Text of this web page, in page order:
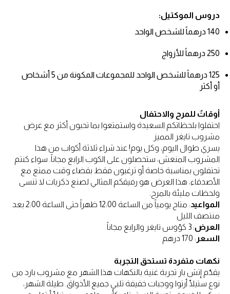
دروس الموكتيل:
140 درهماً للشخص الواحد
250 درهماً للأزواج
125 درهماً للشخص الواحد للمجموعات المكونة من 5 أشخاص
أو أكثر
أوقاتٌ للمرح والاحتفال
احتفلوا بلحظاتكم السعيدة واستمتعوا بما تحبون أكثر مع عرض
مشروب تايغر المميز
يسري طوال اليوم، وكل يوم! عند شراء ثلاثة أكواب من هذا
المشروب المنعش، ستحصلون على الكوب الرابع مجاناً. سواء كنتم
تحتفلون بمناسبة خاصة أو ترغبون فقط بقضاء وقت ممتع مع
الأصدقاء، هذا العرض هو رفيقكم المثالي لصنع ذكريات لا تنسى
ولحظات مليئة بالمرح.
المواعيد
: متاح يومياً من الساعة 12:00 ظهراً حتى الساعة 2:00 بعد
منتصف الليل
العرض: 3 كؤوس تايغر والرابع مجاناً
السعر : 170 درهم
نكهات متفردة تستحق التجربة
يقدّم إتش بار تجربة غنية بالنكهات هذا الشهر مع مشروب بارد من
نوع ستيلّا أرتوا ووجبات خفيفة تلبي جميع الأذواق. طيلة الشهر،